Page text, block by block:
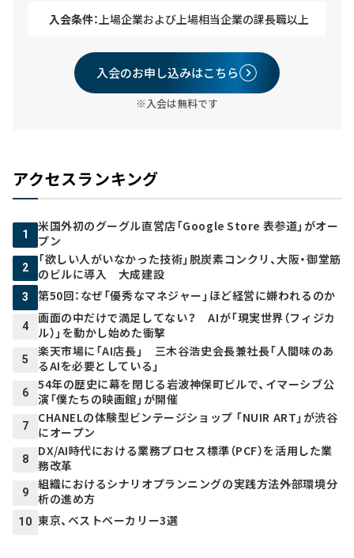
入会条件： 上場企業および上場相当企業の課長職以上
入会のお申し込みはこちら
※入会は無料です
アクセスランキング
1
米国外初のグーグル直営店「Google Store 表参道」がオー
プン
2
「欲しい人がいなかった技術」脱炭素コンクリ、大阪・御堂筋
のビルに導入 大成建設
3 第50回：なぜ「優秀なマネジャー」ほど経営に嫌われるのか
4
画面の中だけで満足してない？ AIが「現実世界（フィジカ
ル）」を動かし始めた衝撃
5
楽天市場に「AI店長」 三木谷浩史会長兼社長「人間味のあ
るAIを必要としている」
6
54年の歴史に幕を閉じる岩波神保町ビルで、イマーシブ公
演「僕たちの映画館」が開催
7
CHANELの体験型ビンテージショップ 「NUIR ART」が渋谷
にオープン
8
DX/AI時代における業務プロセス標準（PCF）を活用した業
務改革
9
組織におけるシナリオプランニングの実践方法――外部環境分
析の進め方
10 東京、ベストベーカリー3選